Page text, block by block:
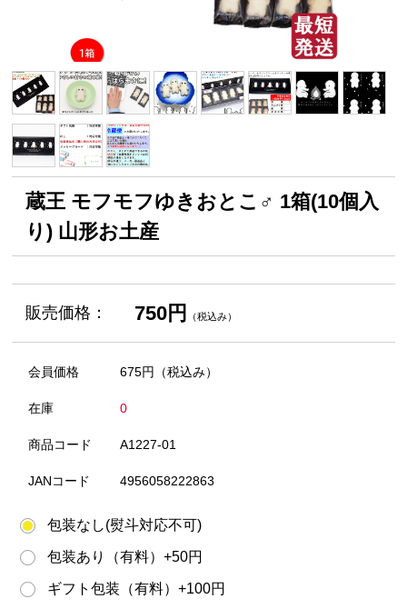
蔵王 モフモフゆきおとこ♂ 1箱(10個入
り) 山形お土産
販売価格： 750円 （税込み）
会員価格 675円 （税込み）
在庫 0
商品コード A1227-01
JANコード 4956058222863
包装なし(熨斗対応不可)
包装あり（有料）+50円
ギフト包装（有料）+100円